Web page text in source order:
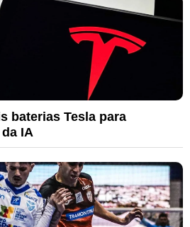
baterias Tesla para
IA